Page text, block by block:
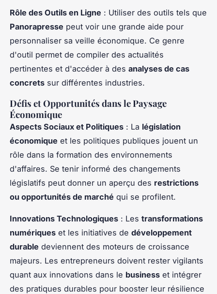
Rôle des Outils en Ligne : Utiliser des outils tels que
Panorapresse peut voir une grande aide pour
personnaliser sa veille économique. Ce genre
d'outil permet de compiler des actualités
pertinentes et d'accéder à des analyses de cas
concrets sur différentes industries.
Défis et Opportunités dans le Paysage
Économique
Aspects Sociaux et Politiques : La législation
économique et les politiques publiques jouent un
rôle dans la formation des environnements
d'affaires. Se tenir informé des changements
législatifs peut donner un aperçu des restrictions
ou opportunités de marché qui se profilent.
Innovations Technologiques : Les transformations
numériques et les initiatives de développement
durable deviennent des moteurs de croissance
majeurs. Les entrepreneurs doivent rester vigilants
quant aux innovations dans le business et intégrer
des pratiques durables pour booster leur résilience